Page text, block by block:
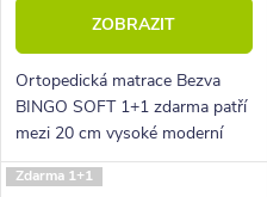
ZOBRAZIT
Ortopedická matrace Bezva
BINGO SOFT 1+1 zdarma patří
mezi 20 cm vysoké moderní
partnerské oboustranné
matrace střední tvrdosti.
Zdarma 1+1